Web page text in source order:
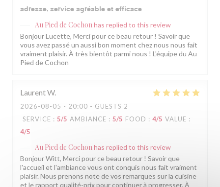
adresse, service agréable et efficace
Au Pied de Cochonhas replied to this review
Bonjour Lucette, Merci pour ce beau retour ! Savoir que
vous avez passé un aussi bon moment chez nous nous fait
vraiment plaisir. À très bientôt parmi nous ! L'équipe du Au
Pied de Cochon
LaurentW
2026-08-05 - 20:00 - GUESTS 2
SERVICE : 5/5 AMBIANCE : 5/5 FOOD : 4/5 VALUE :
4/5
Au Pied de Cochonhas replied to this review
Bonjour Witt, Merci pour ce beau retour ! Savoir que
l'accueil et l'ambiance vous ont conquis nous fait vraiment
plaisir. Nous prenons note de vos remarques sur la cuisine
et le rapport qualité-prix pour continuer à progresser. À